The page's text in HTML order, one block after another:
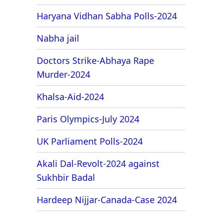
Haryana Vidhan Sabha Polls-2024
Nabha jail
Doctors Strike-Abhaya Rape
Murder-2024
Khalsa-Aid-2024
Paris Olympics-July 2024
UK Parliament Polls-2024
Akali Dal-Revolt-2024 against
Sukhbir Badal
Hardeep Nijjar-Canada-Case 2024